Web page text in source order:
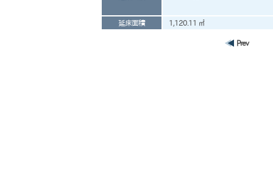
延床面積 1,120.11 ㎡
Prev